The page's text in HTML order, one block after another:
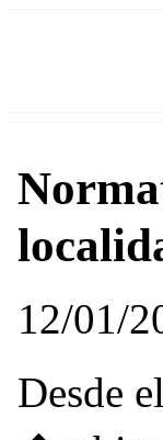
12/01/
Desde